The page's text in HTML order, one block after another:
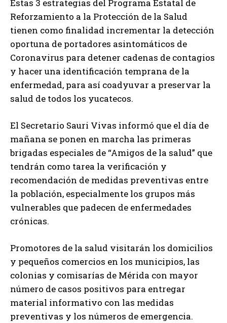
Estas 3 estrategias del Programa Estatal de
Reforzamiento a la Protección de la Salud
tienen como finalidad incrementar la detección
oportuna de portadores asintomáticos de
Coronavirus para detener cadenas de contagios
y hacer una identificación temprana de la
enfermedad, para así coadyuvar a preservar la
salud de todos los yucatecos.
El Secretario Sauri Vivas informó que el día de
mañana se ponen en marcha las primeras
brigadas especiales de “Amigos de la salud” que
tendrán como tarea la verificación y
recomendación de medidas preventivas entre
la población, especialmente los grupos más
vulnerables que padecen de enfermedades
crónicas.
Promotores de la salud visitarán los domicilios
y pequeños comercios en los municipios, las
colonias y comisarías de Mérida con mayor
número de casos positivos para entregar
material informativo con las medidas
preventivas y los números de emergencia.